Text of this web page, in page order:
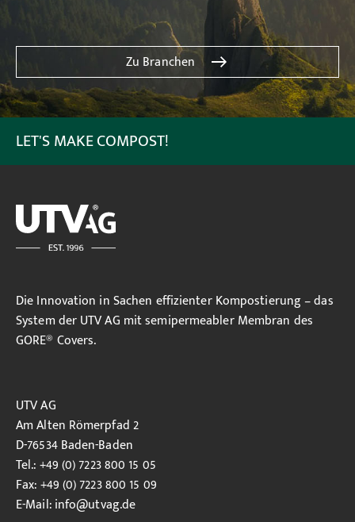
Zu Branchen
LET'S MAKE COMPOST!
Die Innovation in Sachen effizienter Kompostierung – das
System der UTV AG mit semipermeabler Membran des
GORE® Covers.
UTV AG
Am Alten Römerpfad 2
D-76534 Baden-Baden
Tel.: +49 (0) 7223 800 15 05
Fax: +49 (0) 7223 800 15 09
E-Mail:info@utvag.de